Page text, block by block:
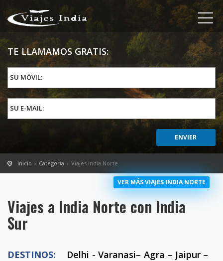
TE LLAMAMOS GRATIS:
SU MÓVIL:
SU E-MAIL:
Inicio Categoría Viajes India Norte
VER MÁS VIAJES INDIA NORTE
Viajes a India Norte con India
Sur
DESTINOS: Delhi - Varanasi– Agra – Jaipur –